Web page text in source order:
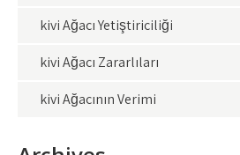
kivi Ağacı Yetiştiriciliği
kivi Ağacı Zararlıları
kivi Ağacının Verimi